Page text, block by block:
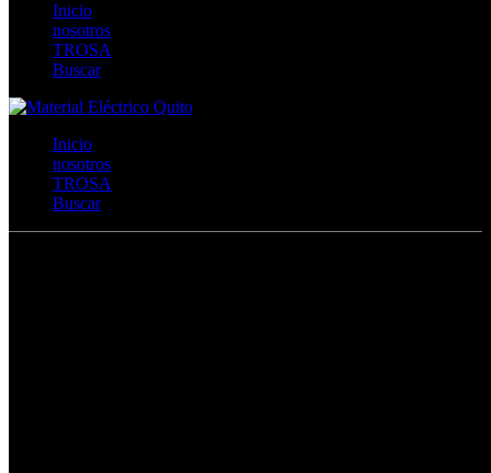
Inicio
nosotros
TROSA
Buscar
Inicio
nosotros
TROSA
Buscar